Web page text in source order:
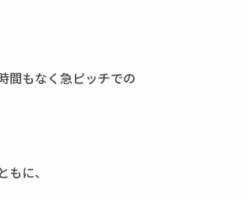
間もなく急ピッチでの
に、